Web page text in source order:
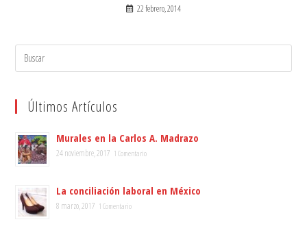
22 febrero, 2014
Search
Últimos Artículos
Murales en la Carlos A. Madrazo
24 noviembre, 2017 1 Comentario
La conciliación laboral en México
8 marzo, 2017 1 Comentario